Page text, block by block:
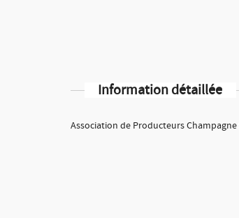
Information détaillée
Association de Producteurs